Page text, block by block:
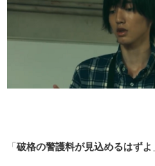
「破格の警護料が見込めるはずよ